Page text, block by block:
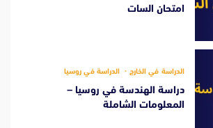
امتحان السات
الدراسة في الخارج الدراسة في روسيا
دراسة الهندسة في روسيا –
المعلومات الشاملة